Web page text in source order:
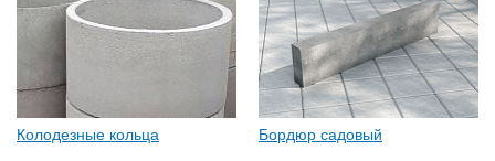
Колодезные кольца Бордюр садовый